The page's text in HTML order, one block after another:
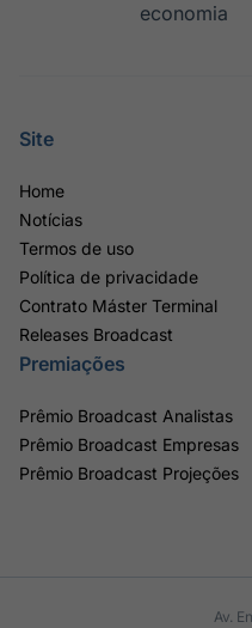
economia
Site
Home
Notícias
Termos de uso
Política de privacidade
Contrato Máster Terminal
Releases Broadcast
Premiações
Prêmio Broadcast Analistas
Prêmio Broadcast Empresas
Prêmio Broadcast Projeções
Av.